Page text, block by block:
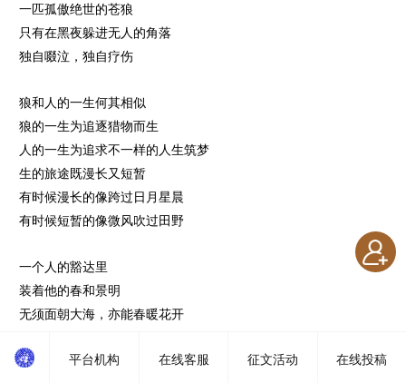
一匹孤傲绝世的苍狼
只有在黑夜躲进无人的角落
独自啜泣，独自疗伤
狼和人的一生何其相似
狼的一生为追逐猎物而生
人的一生为追求不一样的人生筑梦
生的旅途既漫长又短暂
有时候漫长的像跨过日月星晨
有时候短暂的像微风吹过田野
一个人的豁达里
装着他的春和景明
无须面朝大海，亦能春暖花开
亦会让岁月在眉弯里绽放开来
平台机构 在线客服 征文活动 在线投稿